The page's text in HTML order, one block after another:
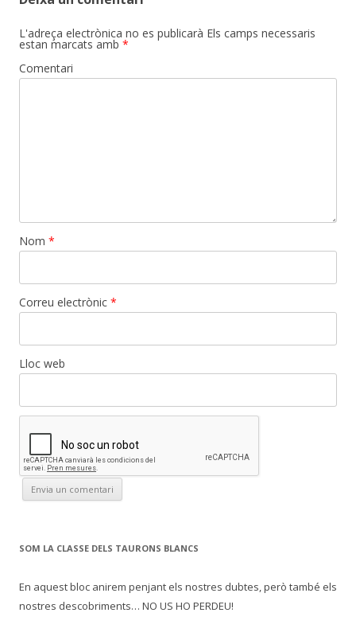
L'adreça electrònica no es publicarà Els camps necessaris
estan marcats amb *
Comentari
Nom *
Correu electrònic *
Lloc web
SOM LA CLASSE DELS TAURONS BLANCS
En aquest bloc anirem penjant els nostres dubtes, però també els
nostres descobriments… NO US HO PERDEU!